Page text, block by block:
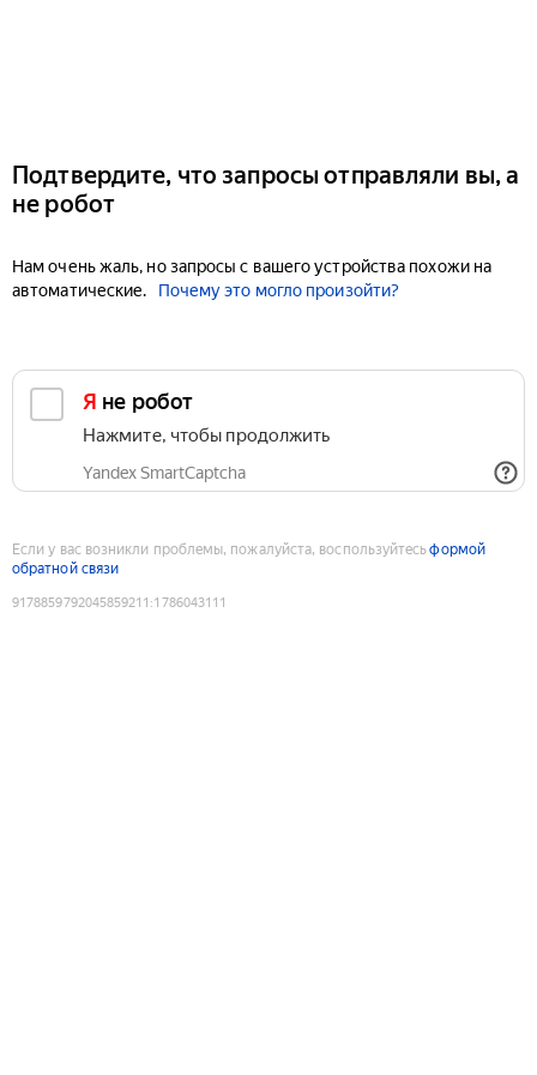
Подтвердите, что запросы отправляли вы, а
не робот
Нам очень жаль, но запросы с вашего устройства похожи на
автоматические.
Почему это могло произойти?
Я не робот
Нажмите, чтобы продолжить
Yandex SmartCaptcha
Если у вас возникли проблемы, пожалуйста, воспользуйтесьформой
обратной связи
9178859792045859211 :1786043111